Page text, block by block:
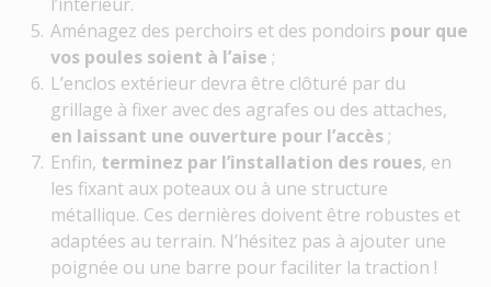
Aménagez des perchoirs et des pondoirs pour que
vos poules soient à l’aise ;
L’enclos extérieur devra être clôturé par du
grillage à fixer avec des agrafes ou des attaches,
en laissant une ouverture pour l’accès ;
Enfin, terminez par l’installation des roues, en
les fixant aux poteaux ou à une structure
métallique. Ces dernières doivent être robustes et
adaptées au terrain. N’hésitez pas à ajouter une
poignée ou une barre pour faciliter la traction !